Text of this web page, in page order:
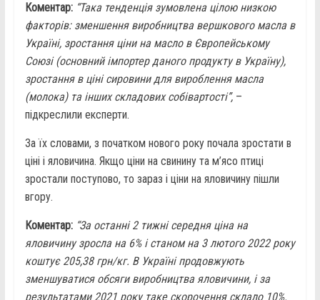
Коментар: “Така тенденція зумовлена цілою низкою
факторів: зменшення виробництва вершкового масла в
Україні, зростання ціни на масло в Європейському
Союзі (основний імпортер даного продукту в Україну),
зростання в ціні сировини для вироблення масла
(молока) та інших складових собівартості”, –
підкреслили експерти.
За їх словами, з початком нового року почала зростати в
ціні і яловичина. Якщо ціни на свинину та м’ясо птиці
зростали поступово, то зараз і ціни на яловичину пішли
вгору.
Коментар: “За останні 2 тижні середня ціна на
яловичину зросла на 6% і станом на 3 лютого 2022 року
коштує 205,38 грн/кг. В Україні продовжують
зменшуватися обсяги виробництва яловичини, і за
результатами 2021 року таке скорочення склало 10%.